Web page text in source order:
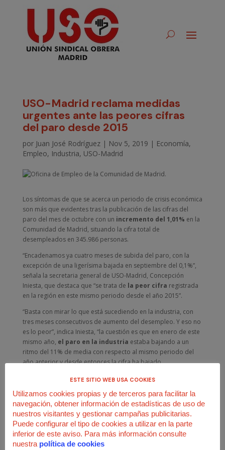
USO-Madrid reclama medidas
urgentes ante las peores cifras
del paro desde 2015
por Juan José Rodríguez| Nov 5, 2019 | Economía,
Empleo, Industria, USO-Madrid
Los síntomas de que se acerca un periodo de crisis económica
son más que evidentes tras la publicación de las cifras del
paro del mes de octubre con un incremento del 1,01% en la
Comunidad de Madrid, situando la cifra total de
desempleados en 345.986 personas.
“Encadenamos ya cuatro meses de subida del paro, con la
excepción de una ligerísima bajada en septiembre del 0,1%”,
señala la secretaria general de USO-Madrid, Concepción
Iniesta, que destaca que “se trata de la peor cifra registrada
en la región en este mismo periodo desde el año 2015”.
“Basta con mirar lo que está sucediendo en la industria, con
tres meses consecutivos de aumento del desempleo. Y eso no
es lo peor”, indica Iniesta, “la cuestión es que en enero de este
mismo año, el paro en la industria estaba bajando a un
ritmo del 11% de media con respecto al mismo periodo del
año anterior y desde entonces la cifra ha bajado
creación de empleo. La pregunta ahora esqué van a hacer
los políticos de la regiónpara poner coto a esta situación”,
cuestiona Iniesta. “Sin duda alguna, la rebaja fiscal propuesta
por el Gobierno de Isabel Díaz Ayuso es necesaria, pero si
finalmente se aprueba, los madrileños no vamos a ver sus
efectos hasta la declaración de la renta del año 2021.
ESTE SITIO WEB USA COOKIES
Utilizamos cookies propias y de terceros para facilitar la
navegación, obtener información de estadísticas de uso de
nuestros visitantes y gestionar campañas publicitarias.
Puede configurar el tipo de cookies a utilizar en la parte
inferior de este aviso. Para más información consulte
nuestra política de cookies